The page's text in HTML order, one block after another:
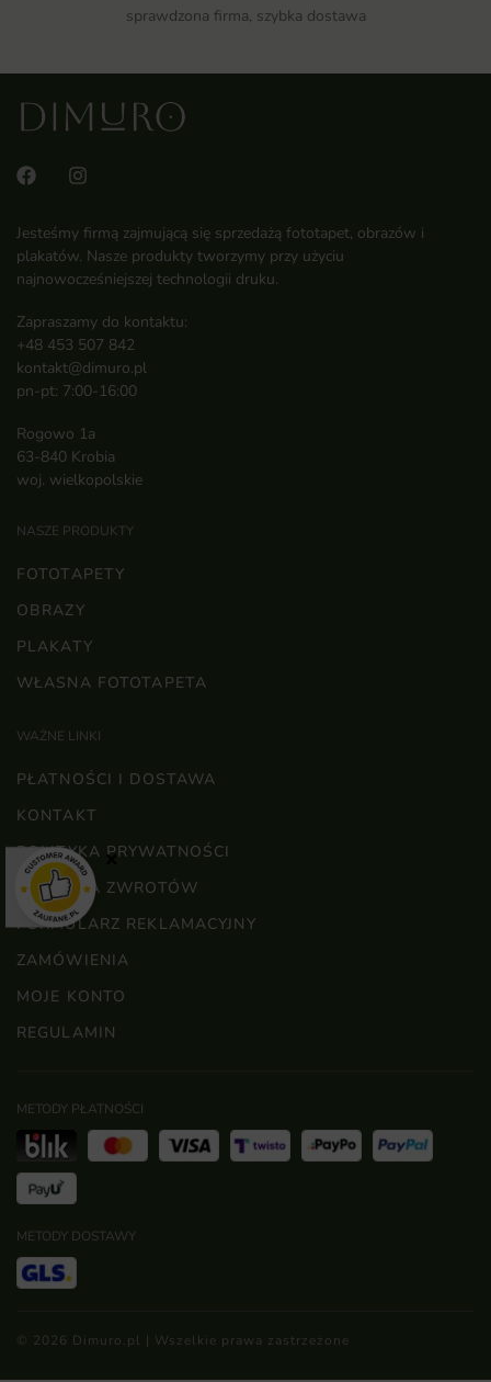
sprawdzona firma, szybka dostawa
Jesteśmy firmą zajmującą się sprzedażą fototapet, obrazów i
plakatów. Nasze produkty tworzymy przy użyciu
najnowocześniejszej technologii druku.
Zapraszamy do kontaktu:
+48 453 507 842
kontakt@dimuro.pl
pn-pt: 7:00-16:00
Rogowo 1a
63-840 Krobia
woj. wielkopolskie
NASZE PRODUKTY
FOTOTAPETY
OBRAZY
PLAKATY
WŁASNA FOTOTAPETA
WAŻNE LINKI
PŁATNOŚCI I DOSTAWA
KONTAKT
POLITYKA PRYWATNOŚCI
POLITYKA ZWROTÓW
FORMULARZ REKLAMACYJNY
ZAMÓWIENIA
MOJE KONTO
REGULAMIN
METODY PŁATNOŚCI
METODY DOSTAWY
© 2026 Dimuro.pl | Wszelkie prawa zastrzeżone
×